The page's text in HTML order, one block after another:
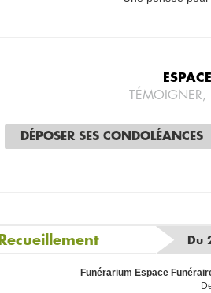
DÉPOSER SES CONDOLÉANCES
Recueillement Du
Funérarium Espace